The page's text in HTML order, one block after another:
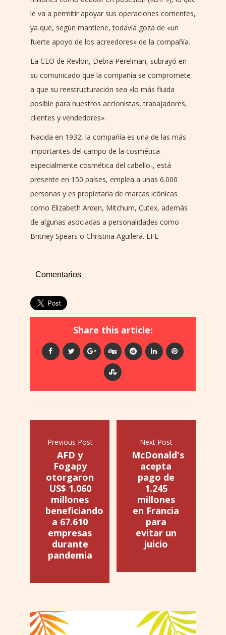
le va a permitir apoyar sus operaciones corrientes,
ya que, según mantiene, todavía goza de «un
fuerte apoyo de los acreedores» de la compañía.
La CEO de Revlon, Debra Perelman, subrayó en
su comunicado que la compañía se compromete
a que su reestructuración sea «lo más fluida
posible para nuestros accionistas, trabajadores,
clientes y vendedores».
Nacida en 1932, la compañía es una de las más
importantes del campo de la cosmética -
especialmente cosmética del cabello-, está
presente en 150 países, emplea a unas 6.000
personas y es propietaria de marcas icónicas
como Elizabeth Arden, Mitchum, Cutex, además
de algunas asociadas a personalidades como
Britney Spears o Christina Aguilera. EFE
Comentarios
Share this article:
Previous Post
AFD y
Fogapy
otorgaron
US$ 1.060
millones
beneficiando
a 67.610
empresas
durante
pandemia
Next Post
McDonald's
acepta
pago de
1.245
millones
en Francia
para
evitar un
juicio